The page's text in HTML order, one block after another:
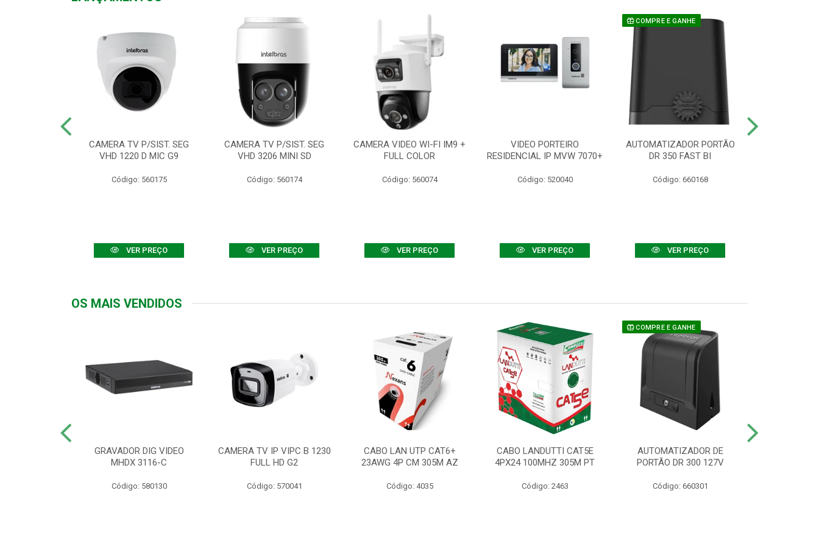
CAMERA TV P/SIST. SEG
VHD 1220 D MIC G9
Código: 560175
VER PREÇO
CAMERA TV P/SIST. SEG
VHD 3206 MINI SD
Código: 560174
VER PREÇO
CAMERA VIDEO WI-FI IM9 +
FULL COLOR
Código: 560074
VER PREÇO
VIDEO PORTEIRO
RESIDENCIAL IP MVW 7070+
Código: 520040
VER PREÇO
COMPRE E GANHE
AUTOMATIZADOR PORTÃO
DR 350 FAST BI
Código: 660168
VER PREÇO
OS MAIS VENDIDOS
GRAVADOR DIG VIDEO
MHDX 3116-C
Código: 580130
CAMERA TV IP VIPC B 1230
FULL HD G2
Código: 570041
CABO LAN UTP CAT6+
23AWG 4P CM 305M AZ
Código: 4035
CABO LANDUTTI CAT5E
4PX24 100MHZ 305M PT
Código: 2463
COMPRE E GANHE
AUTOMATIZADOR DE
PORTÃO DR 300 127V
Código: 660301